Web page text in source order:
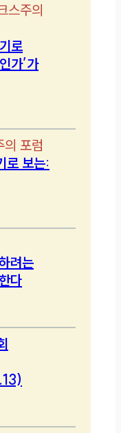
스주의
로
가’가
의 포럼
로 보는:
려는
다